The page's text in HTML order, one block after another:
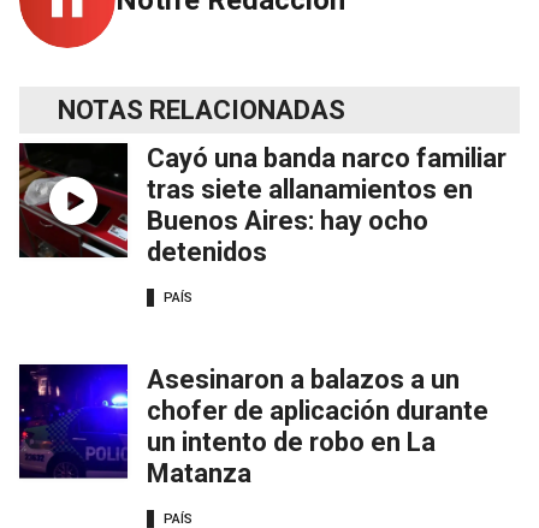
NOTAS RELACIONADAS
Cayó una banda narco familiar
tras siete allanamientos en
Buenos Aires: hay ocho
detenidos
PAÍS
Asesinaron a balazos a un
chofer de aplicación durante
un intento de robo en La
Matanza
PAÍS